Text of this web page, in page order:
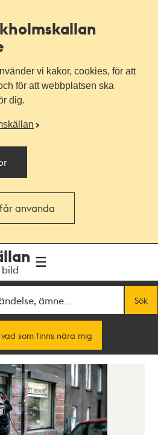
vi kakor, cookies, för att
för att webbplatsen ska
dig.
använda
Sök
som finns nära mig